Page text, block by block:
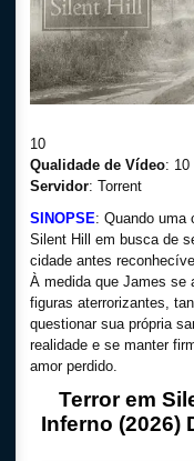
10
Qualidade de Vídeo: 10
Servidor: Torrent
SINOPSE: Quando uma
Silent Hill em busca de
cidade antes
À medida que James se
figuras aterrorizantes,
questionar sua própria
realidade e se manter
amor perdido.
Terror em
Inferno (2026)